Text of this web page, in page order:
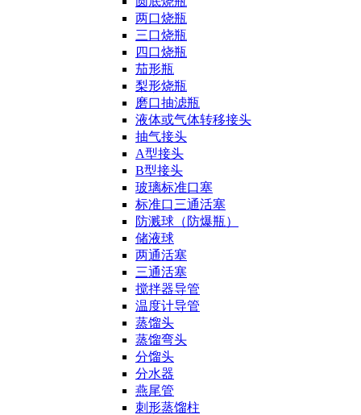
两口烧瓶
三口烧瓶
四口烧瓶
茄形瓶
梨形烧瓶
磨口抽滤瓶
液体或气体转移接头
抽气接头
A型接头
B型接头
玻璃标准口塞
标准口三通活塞
防溅球（防爆瓶）
储液球
两通活塞
三通活塞
搅拌器导管
温度计导管
蒸馏头
蒸馏弯头
分馏头
分水器
燕尾管
刺形蒸馏柱